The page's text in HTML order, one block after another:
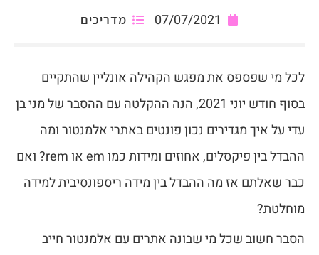
07/07/2021 מדריכים
לכל מי שפספס את מפגש הקהילה אונליין שהתקיים
בסוף חודש יוני 2021, הנה ההקלטה עם ההסבר של מני בן
עדי על איך מגדירים נכון פונטים באתרי אלמנטור ומה
ההבדל בין פיקסלים, אחוזים ומידות כמו em או rem? ואם
כבר שאלתם אז מה ההבדל בין מידה ריספונסיבית למידה
מוחלטת?
הסבר חשוב שכל מי שבונה אתרים עם אלמנטור חייב